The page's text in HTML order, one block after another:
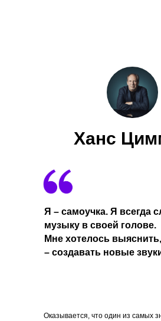
Ханс
Я – самоучка. Я всегда
музыку в своей голове.
Мне хотелось
– создавать новые
Оказывается, что один из самых